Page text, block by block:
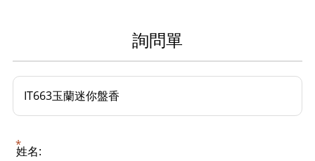
詢問單
IT663玉蘭迷你盤香
姓名: